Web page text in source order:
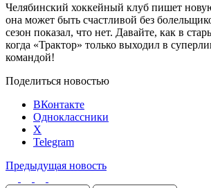
Челябинский хоккейный клуб пишет
она может быть счастливой без
сезон показал, что нет. Давайте, как в
когда «Трактор» только выходил в
командой!
Поделиться новостью
ВКонтакте
Одноклассники
X
Telegram
Предыдущая новость